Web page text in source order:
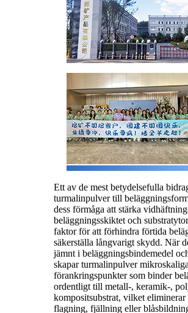
Ett av de mest betydelsefulla
turmalinpulver till
dess förmåga att stärka
beläggningsskiktet och
faktor för att förhindra förtida
säkerställa långvarigt skydd. När
jämnt i beläggningsbindemedel
skapar turmalinpulver mikroskaliga
förankringspunkter som binder
ordentligt till metall-, keramik-,
kompositsubstrat, vilket eliminerar
flagning, fjällning eller